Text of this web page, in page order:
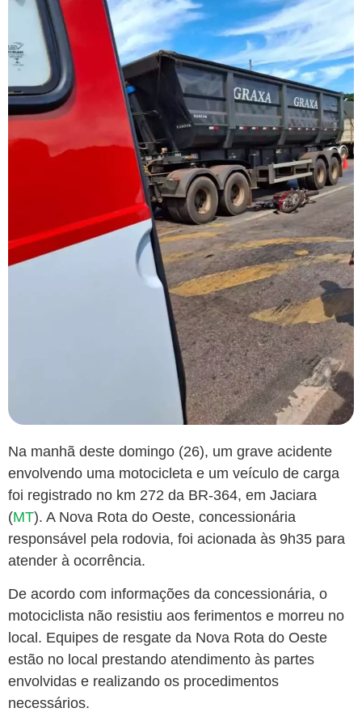
Na manhã deste domingo (26), um grave acidente
envolvendo uma motocicleta e um veículo de carga
foi registrado no km 272 da BR-364, em Jaciara
(MT). A Nova Rota do Oeste, concessionária
responsável pela rodovia, foi acionada às 9h35 para
atender à ocorrência.
De acordo com informações da concessionária, o
motociclista não resistiu aos ferimentos e morreu no
local. Equipes de resgate da Nova Rota do Oeste
estão no local prestando atendimento às partes
envolvidas e realizando os procedimentos
necessários.